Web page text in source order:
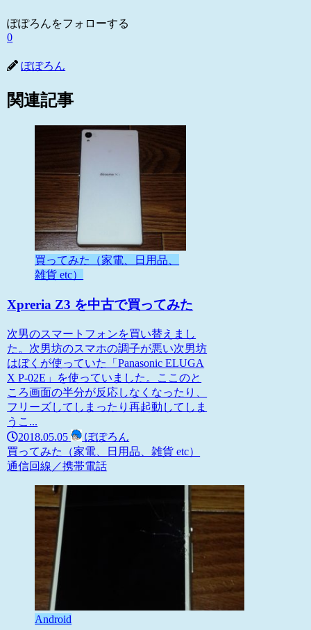
ぽぽろんをフォローする
0
ぽぽろん
関連記事
買ってみた（家電、日用品、
雑貨 etc）
Xpreria Z3 を中古で買ってみた
次男のスマートフォンを買い替えまし
た。次男坊のスマホの調子が悪い次男坊
はぼくが使っていた「Panasonic ELUGA
X P-02E」を使っていました。ここのと
ころ画面の半分が反応しなくなったり、
フリーズしてしまったり再起動してしま
うこ...
2018.05.05
ぽぽろん
買ってみた（家電、日用品、雑貨 etc）
通信回線／携帯電話
Android